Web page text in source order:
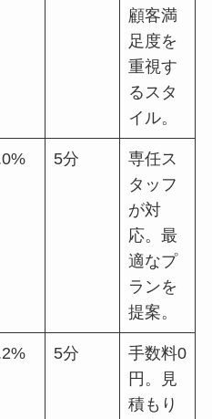
顧客満
足度を
重視す
るスタ
イル。
5分
専任ス
タッフ
が対
応。最
適なプ
ランを
提案。
5分
手数料0
円。見
積もり